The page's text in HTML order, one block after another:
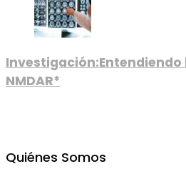
NMDAR*
Quiénes Somos